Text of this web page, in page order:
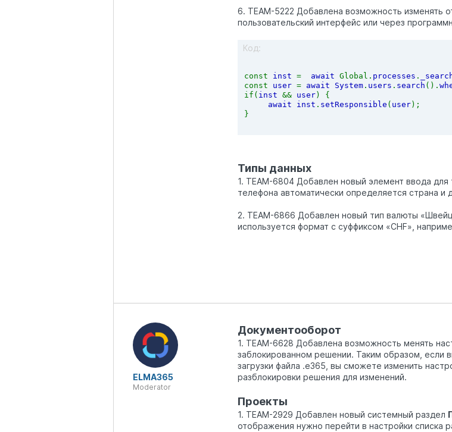
6. TEAM-5222 Добавлена возможность изменять
пользовательский интерфейс или через
Код:
const inst = await Global. processes .
const user = await System. users . search ().
if( inst && user) {
await inst . setResponsible ( user);
}
Типы данных
1. TEAM-6804 Добавлен новый элемент ввода для
телефона автоматически определяется страна
2. TEAM-6866 Добавлен новый тип валюты
используется формат с суффиксом «CHF»,
ELMA365
Moderator
Документооборот
1. TEAM-6628 Добавлена возможность менять
заблокированном решении. Таким образом, если
загрузки файла .e365, вы сможете изменить
разблокировки решения для изменений.
Проекты
1. TEAM-2929 Добавлен новый системный раздел
отображения нужно перейти в настройки списка